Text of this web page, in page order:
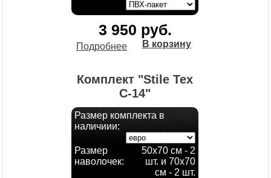
3 950 руб.
Подробнее В корзину
Комплект "Stile Tex
С-14"
Размер комплекта в
наличиии:
Размер
наволочек:
50х70 см - 2
шт. и 70х70
см - 2 шт.